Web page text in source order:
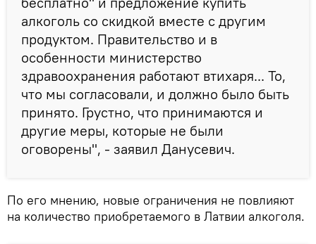
алкоголь со скидкой вместе с другим
продуктом. Правительство и в
особенности министерство
здравоохранения работают втихаря... То,
что мы согласовали, и должно было быть
принято. Грустно, что принимаются и
другие меры, которые не были
оговорены", - заявил Данусевич.
По его мнению, новые ограничения не повлияют
на количество приобретаемого в Латвии алкоголя.